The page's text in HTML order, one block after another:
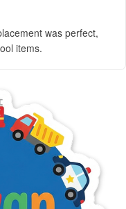
was perfect,
items.